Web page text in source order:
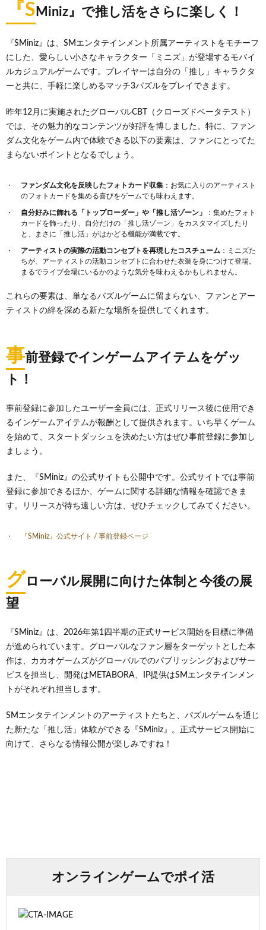
『S Miniz』で推し活をさらに楽しく！
『SMiniz』は、SMエンタテインメント所属アーティストをモチーフ
にした、愛らしい小さなキャラクター「ミニズ」が登場するモバイ
ルカジュアルゲームです。プレイヤーは自分の「推し」キャラクタ
ーと共に、手軽に楽しめるマッチ3パズルをプレイできます。
昨年12月に実施されたグローバルCBT（クローズドベータテスト）
では、その魅力的なコンテンツが好評を博しました。特に、ファン
ダム文化をゲーム内で体験できる以下の要素は、ファンにとってた
まらないポイントとなるでしょう。
ファンダム文化を反映したフォトカード収集 ：お気に入りのアーティスト
のフォトカードを集める喜びをゲームでも味わえます。
自分好みに飾れる「トップローダー」や「推し活ゾーン」
：集めたフォト
カードを飾ったり、自分だけの「推し活ゾーン」をカスタマイズしたり
と、まさに「推し活」がはかどる機能が満載です。
アーティストの実際の活動コンセプトを再現したコスチューム ：ミニズた
ちが、アーティストの活動コンセプトに合わせた衣装を身につけて登場。
まるでライブ会場にいるかのような気分を味わえるかもしれません。
これらの要素は、単なるパズルゲームに留まらない、ファンとアー
ティストの絆を深める新たな場所を提供してくれます。
事前登録でインゲームアイテムをゲッ
ト！
事前登録に参加したユーザー全員には、正式リリース後に使用でき
るインゲームアイテムが報酬として提供されます。いち早くゲーム
を始めて、スタートダッシュを決めたい方はぜひ事前登録に参加し
ましょう。
また、『SMiniz』の公式サイトも公開中です。公式サイトでは事前
登録に参加できるほか、ゲームに関する詳細な情報を確認できま
す。リリースが待ち遠しい方は、ぜひチェックしてみてください。
『SMiniz』公式サイト / 事前登録ページ
グローバル展開に向けた体制と今後の展
望
『SMiniz』は、2026年第1四半期の正式サービス開始を目標に準備
が進められています。グローバルなファン層をターゲットとした本
作は、カカオゲームズがグローバルでのパブリッシングおよびサー
ビスを担当し、開発はMETABORA、IP提供はSMエンタテインメン
トがそれぞれ担当します。
SMエンタテインメントのアーティストたちと、パズルゲームを通じ
た新たな「推し活」体験ができる『SMiniz』。正式サービス開始に
向けて、さらなる情報公開が楽しみですね！
オンラインゲームでポイ活